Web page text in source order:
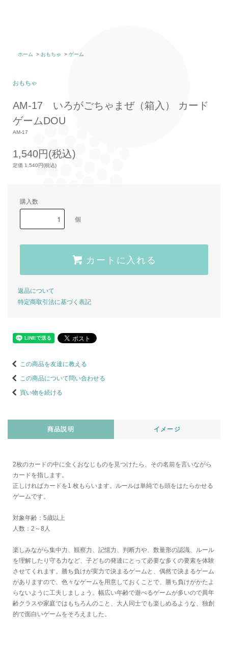
ホーム > おもちゃ > ゲーム
おもちゃ
AM-17 いろがごちゃまぜ（箱入） カード
ゲームDOU
AM-17
1,540円(税込)
定価 1,540円(税込)
購入数
個
カートに入れる
返品について
特定商取引法に基づく表記
この商品を友達に教える
この商品について問い合わせる
買い物を続ける
商品説明 イメージ
2枚のカードの中に全くおなじものを見つけたら、その名前を言いながら
カードを指します。
正しければカードを1 枚もらいます。ルールは単純でも頭をはたらかせる
ゲームです。
対象年齢：5歳以上
人数：2～8人
楽しみながら集中力、観察力、記憶力、判断力や、数量形の認識、ルール
を理解したり守る力など、子どもの発達にとって必要な多くの要素を体験
させてくれます。勝ち負けが実力で決まるゲームと、偶然で決まるゲーム
がありますので、色々なゲームを用意しておくことで、勝ち負けがかたよ
らないように工夫しましょう。幅広い年齢で遊べるゲームが多いので異年
齢クラスや家庭ではもちろんのこと、大人同士でも楽しめるような、独創
的で面白いゲームをそろえました。